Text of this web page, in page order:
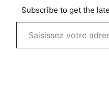
Subscribe to get the
Saisissez votre adresse e-mail…